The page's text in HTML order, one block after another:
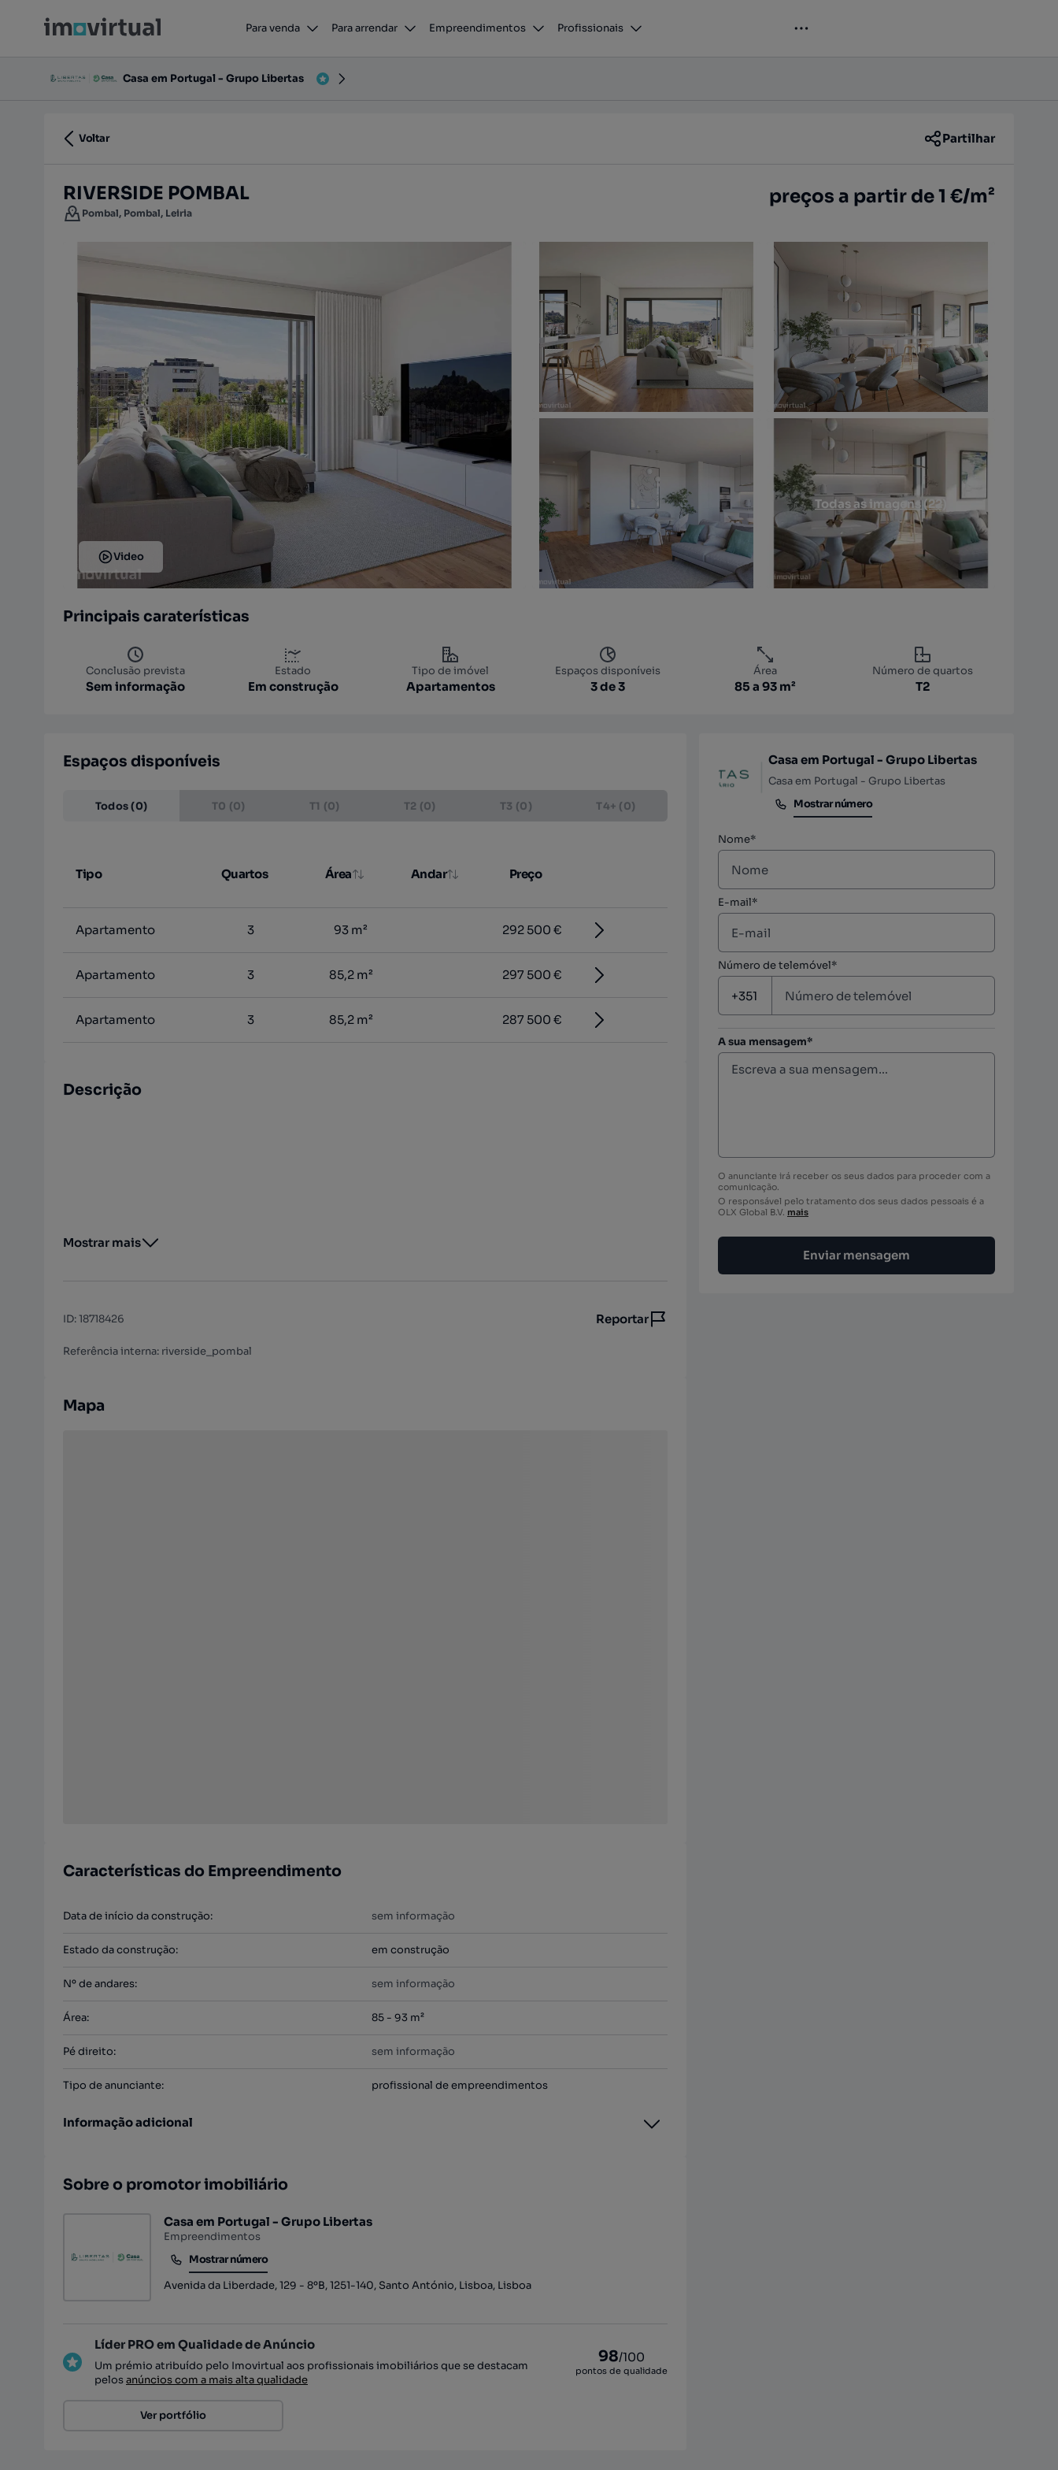
Para venda Para arrendar Empreendimentos Profissionais
RIVERSIDE POMBAL
Pombal, Pombal, Leiria
Casa em Portugal - Grupo Libertas
Voltar Partilhar
RIVERSIDE POMBAL
Pombal, Pombal, Leiria
preços a partir de 1 €/m²
Todas as imagens (22)
Video
Principais caraterísticas
Conclusão prevista
Sem informação
Estado
Em construção
Tipo de imóvel
Apartamentos
Espaços disponíveis
3 de 3
Área
85 a 93 m²
Número de quartos
T2
Espaços disponíveis
Todos (0) T0 (0) T1 (0) T2 (0) T3 (0) T4+ (0)
Tipo Quartos Área Andar Preço
Apartamento 3 93 m² 292 500 €
Apartamento 3 85,2 m² 297 500 €
Apartamento 3 85,2 m² 287 500 €
Descrição
Mostrar mais
ID:18718426 Reportar
Referência interna: riverside_pombal
Mapa
Características do Empreendimento
Data de início da construção: sem informação
Estado da construção: em construção
Nº de andares: sem informação
Área: 85 - 93 m²
Pé direito: sem informação
Tipo de anunciante: profissional de empreendimentos
Informação adicional
Sobre o promotor imobiliário
Casa em Portugal - Grupo Libertas
Empreendimentos
Mostrar número
Mostrar número
Avenida da Liberdade, 129 - 8ºB, 1251-140, Santo António, Lisboa, Lisboa
Líder PRO em Qualidade de Anúncio
Um prémio atribuído pelo Imovirtual aos profissionais imobiliários que se destacam
pelosanúncios com a mais alta qualidade
98/100
pontos de qualidade
Ver portfólio
Casa em Portugal - Grupo Libertas
Casa em Portugal - Grupo Libertas
Mostrar número
Mostrar número
Nome*
E-mail*
Número de telemóvel*
A sua mensagem*
O anunciante irá receber os seus dados para proceder com a
comunicação.
O responsável pelo tratamento dos seus dados pessoais é a
OLX Global B.V. mais
Enviar mensagem